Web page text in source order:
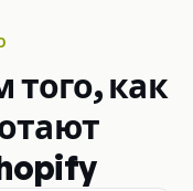
того, как